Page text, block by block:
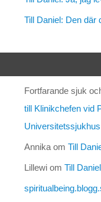
Till Daniel: Den där
Fortfarande sjuk
till Klinikchefen vid
Universitetssjukhus
Annikaom Till
Lillewiom Till